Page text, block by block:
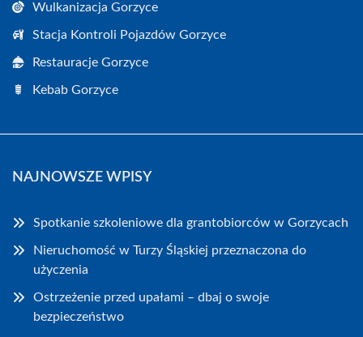
Wulkanizacja Gorzyce
Stacja Kontroli Pojazdów Gorzyce
Restauracje Gorzyce
Kebab Gorzyce
NAJNOWSZE WPISY
Spotkanie szkoleniowe dla grantobiorców w Gorzycach
Nieruchomość w Turzy Śląskiej przeznaczona do
użyczenia
Ostrzeżenie przed upałami – dbaj o swoje
bezpieczeństwo